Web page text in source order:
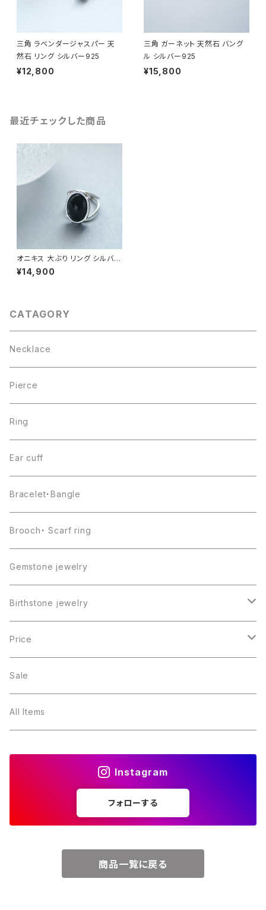
三角 ラベンダージャスパー 天
然石 リング シルバー925
¥12,800
三角 ガーネット 天然石 バング
ル シルバー925
¥15,800
最近チェックした商品
オニキス 大ぶり リング シルバー
925 天然石 カボション レディ
ース ユニセックス
¥14,900
CATAGORY
Necklace
Pierce
Ring
Ear cuff
Bracelet・Bangle
Brooch・ Scarf ring
Gemstone jewelry
Birthstone jewelry
１月・ガーネット
２月・アメジスト
３月・アクアマリン
Price
～5000円
～10000円
Sale
All Items
Instagram
フォローする
商品一覧に戻る